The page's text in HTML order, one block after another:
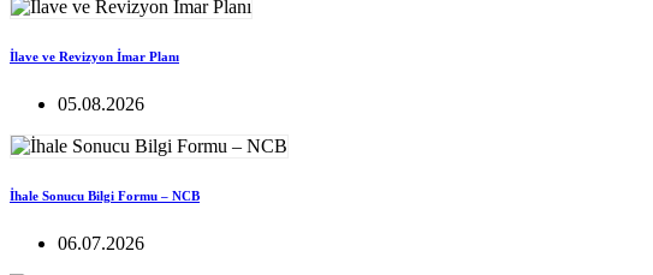
İlave ve Revizyon İmar Planı
05.08.2026
İhale Sonucu Bilgi Formu – NCB
06.07.2026